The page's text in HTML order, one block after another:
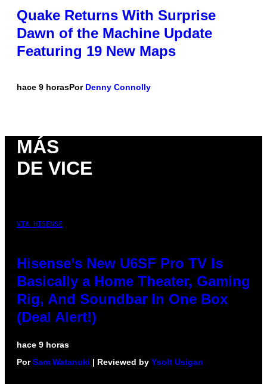
Quake Returns With Surprise
Dawn of the Machine Update
Featuring 19 New Maps
hace 9 horasPor Denny Connolly
MÁS
DE VICE
VIA HISENSE
Hisense’s New U6SF Pro TV Is
Basically a Home Theater, Gaming
Rig, And Soundbar In One Box
(Deal Alert!)
hace 9 horas
PorSam Watanuki | Reviewed by Ysolt Usigan